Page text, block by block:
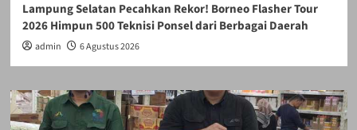
Lampung Selatan Pecahkan Rekor! Borneo Flasher Tour
2026 Himpun 500 Teknisi Ponsel dari Berbagai Daerah
admin 6 Agustus 2026